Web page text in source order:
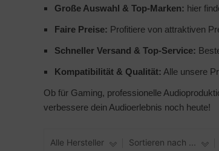
Große Auswahl & Top-Marken: hier
Faire Preise: Profitiere von attraktiven
Schneller Versand & Top-Service:
Kompatibilität & Qualität: Alle unsere
Ob für Gaming, professionelle
verbessere dein Audioerlebnis noch heute!
Alle Hersteller Sortieren nach ...
und Navigation
CD/DVD/BluRay
Drucker
CD-/DVD-Rohlinge